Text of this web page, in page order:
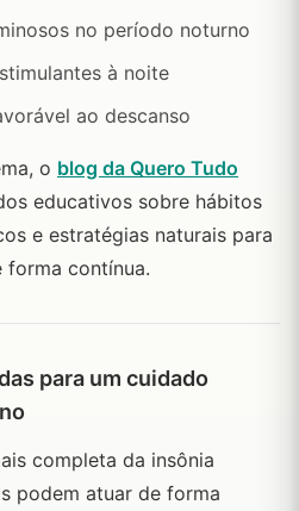
no período noturno
à noite
ao descanso
o blog da Quero Tudo
educativos sobre hábitos
e estratégias naturais para
forma contínua.
para um cuidado
completa da insônia
podem atuar de forma